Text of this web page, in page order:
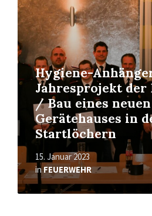
Hygiene-
Jahresprojekt der
/ Bau eines neuen
Gerätehauses in
Startlöchern
15. Januar 2023
inFEUERWEHR